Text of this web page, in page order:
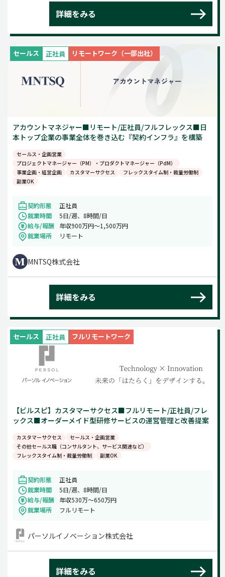
詳細をみる
セールス 正社員 リモートワーク（一部出社）
アカウントマネジャー■リモート/正社員/フルフレックス■日
本トップ企業の事業全体を巻き込む『契約インフラ』を構築
セールス・企画営業
プロジェクトマネージャー（PM）・プロダクトマネージャー（PdM）
事業企画・経営企画
カスタマーサクセス
フレックスタイム制・裁量労働制
副業OK
契約形態
正社員
就業時間
5日/週、8時間/日
給与/報酬
年収900万円〜1,500万円
就業場所
リモート
MNTSQ株式会社
詳細をみる
セールス 正社員 フルリモートワーク
【ビルスピ】カスタマーサクセス■フルリモート/正社員/フレ
ックス■オーダーメイド型研修サービスの運営管理と改善提案
カスタマーサクセス
セールス・企画営業
その他セールス職（コンサルタント、サービス関連など）
フレックスタイム制・裁量労働制
副業OK
契約形態
正社員
就業時間
5日/週、8時間/日
給与/報酬
年収530万～650万円
就業場所
フルリモート
パーソルイノベーション株式会社
詳細をみる